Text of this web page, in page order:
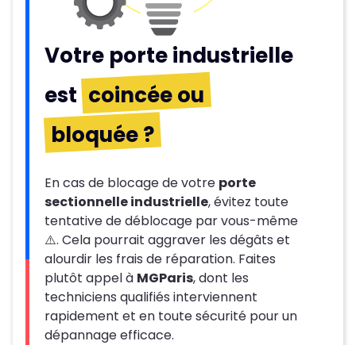
Votre porte industrielle
est coincée ou
bloquée ?
En cas de blocage de votre porte
sectionnelle industrielle, évitez toute
tentative de déblocage par vous-même
⚠️. Cela pourrait aggraver les dégâts et
alourdir les frais de réparation. Faites
plutôt appel à MGParis, dont les
techniciens qualifiés interviennent
rapidement et en toute sécurité pour un
dépannage efficace.